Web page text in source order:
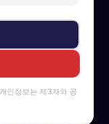
목적이 달성된 경우
관 후 파기
인정보는 제3자와 공